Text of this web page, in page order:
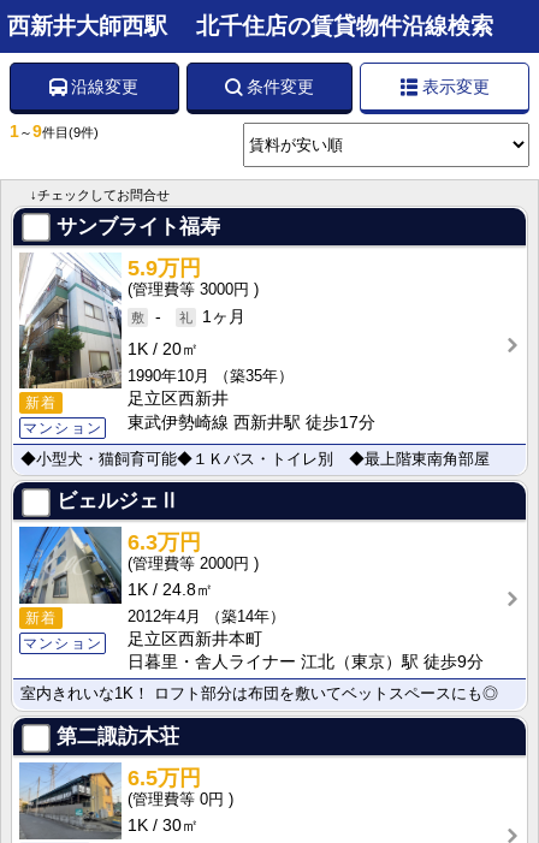
西新井大師西駅 北千住店の賃貸物件沿線検索
沿線変更 条件変更 表示変更
1～9件目 (9件)
↓チェックしてお問合せ
サンブライト福寿
新着
マンション
5.9万円
3000円
-
1ヶ月
1K
20㎡
1990年10月
（築35年）
足立区西新井
東武伊勢崎線 西新井駅 徒歩17分
◆小型犬・猫飼育可能◆１Ｋバス・トイレ別 ◆最上階東南角部屋
ビェルジェⅡ
新着
マンション
6.3万円
2000円
1K
24.8㎡
2012年4月
（築14年）
足立区西新井本町
日暮里・舎人ライナー 江北（東京）駅 徒歩9分
室内きれいな1K！ ロフト部分は布団を敷いてベットスペースにも◎
第二諏訪木荘
6.5万円
0円
1K
30㎡